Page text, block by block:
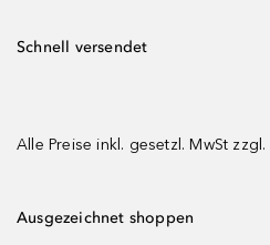
Schnell versendet
Alle Preise inkl. gesetzl. MwSt zzgl.
Ausgezeichnet shoppen